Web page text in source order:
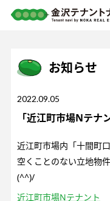
お知らせ
2022.09.05
「近江町市場Nテ
近江町市場内「十間町
空くことのない立地物
(^^)/
近江町市場Nテナント